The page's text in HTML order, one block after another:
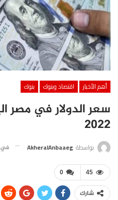
أهم الأخبار اقتصاد وبنوك بنوك
2022
بواسطة AkheralAnbaaeg في
0 45
شارك